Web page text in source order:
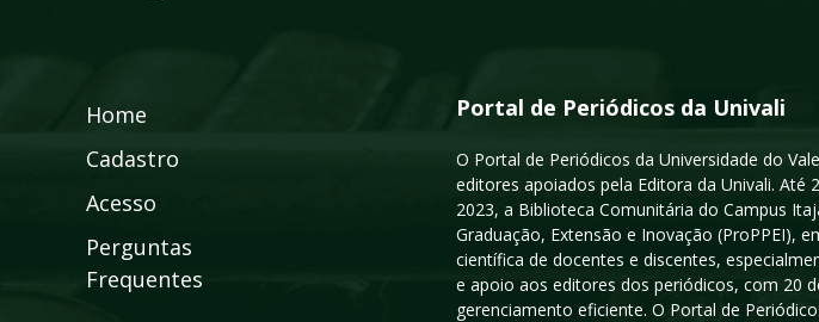
Home
Cadastro
Acesso
Perguntas
Frequentes
Portal de Periódicos da Univali
O Portal de Periódicos da Universidade do
editores apoiados pela Editora da Univali.
2023, a Biblioteca Comunitária do Campus
Graduação, Extensão e Inovação (ProPPEI),
científica de docentes e discentes,
e apoio aos editores dos periódicos, com 20
gerenciamento eficiente. O Portal de